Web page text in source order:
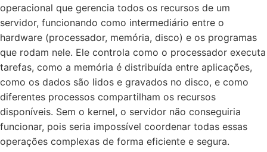
operacional que gerencia todos os recursos de um
servidor, funcionando como intermediário entre o
hardware (processador, memória, disco) e os programas
que rodam nele. Ele controla como o processador executa
tarefas, como a memória é distribuída entre aplicações,
como os dados são lidos e gravados no disco, e como
diferentes processos compartilham os recursos
disponíveis. Sem o kernel, o servidor não conseguiria
funcionar, pois seria impossível coordenar todas essas
operações complexas de forma eficiente e segura.